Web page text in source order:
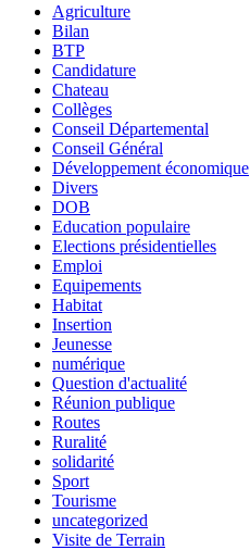
Agriculture
Bilan
BTP
Candidature
Chateau
Collèges
Conseil Départemental
Conseil Général
Développement économique
Divers
DOB
Education populaire
Elections présidentielles
Emploi
Equipements
Habitat
Insertion
Jeunesse
numérique
Question d'actualité
Réunion publique
Routes
Ruralité
solidarité
Sport
Tourisme
uncategorized
Visite de Terrain